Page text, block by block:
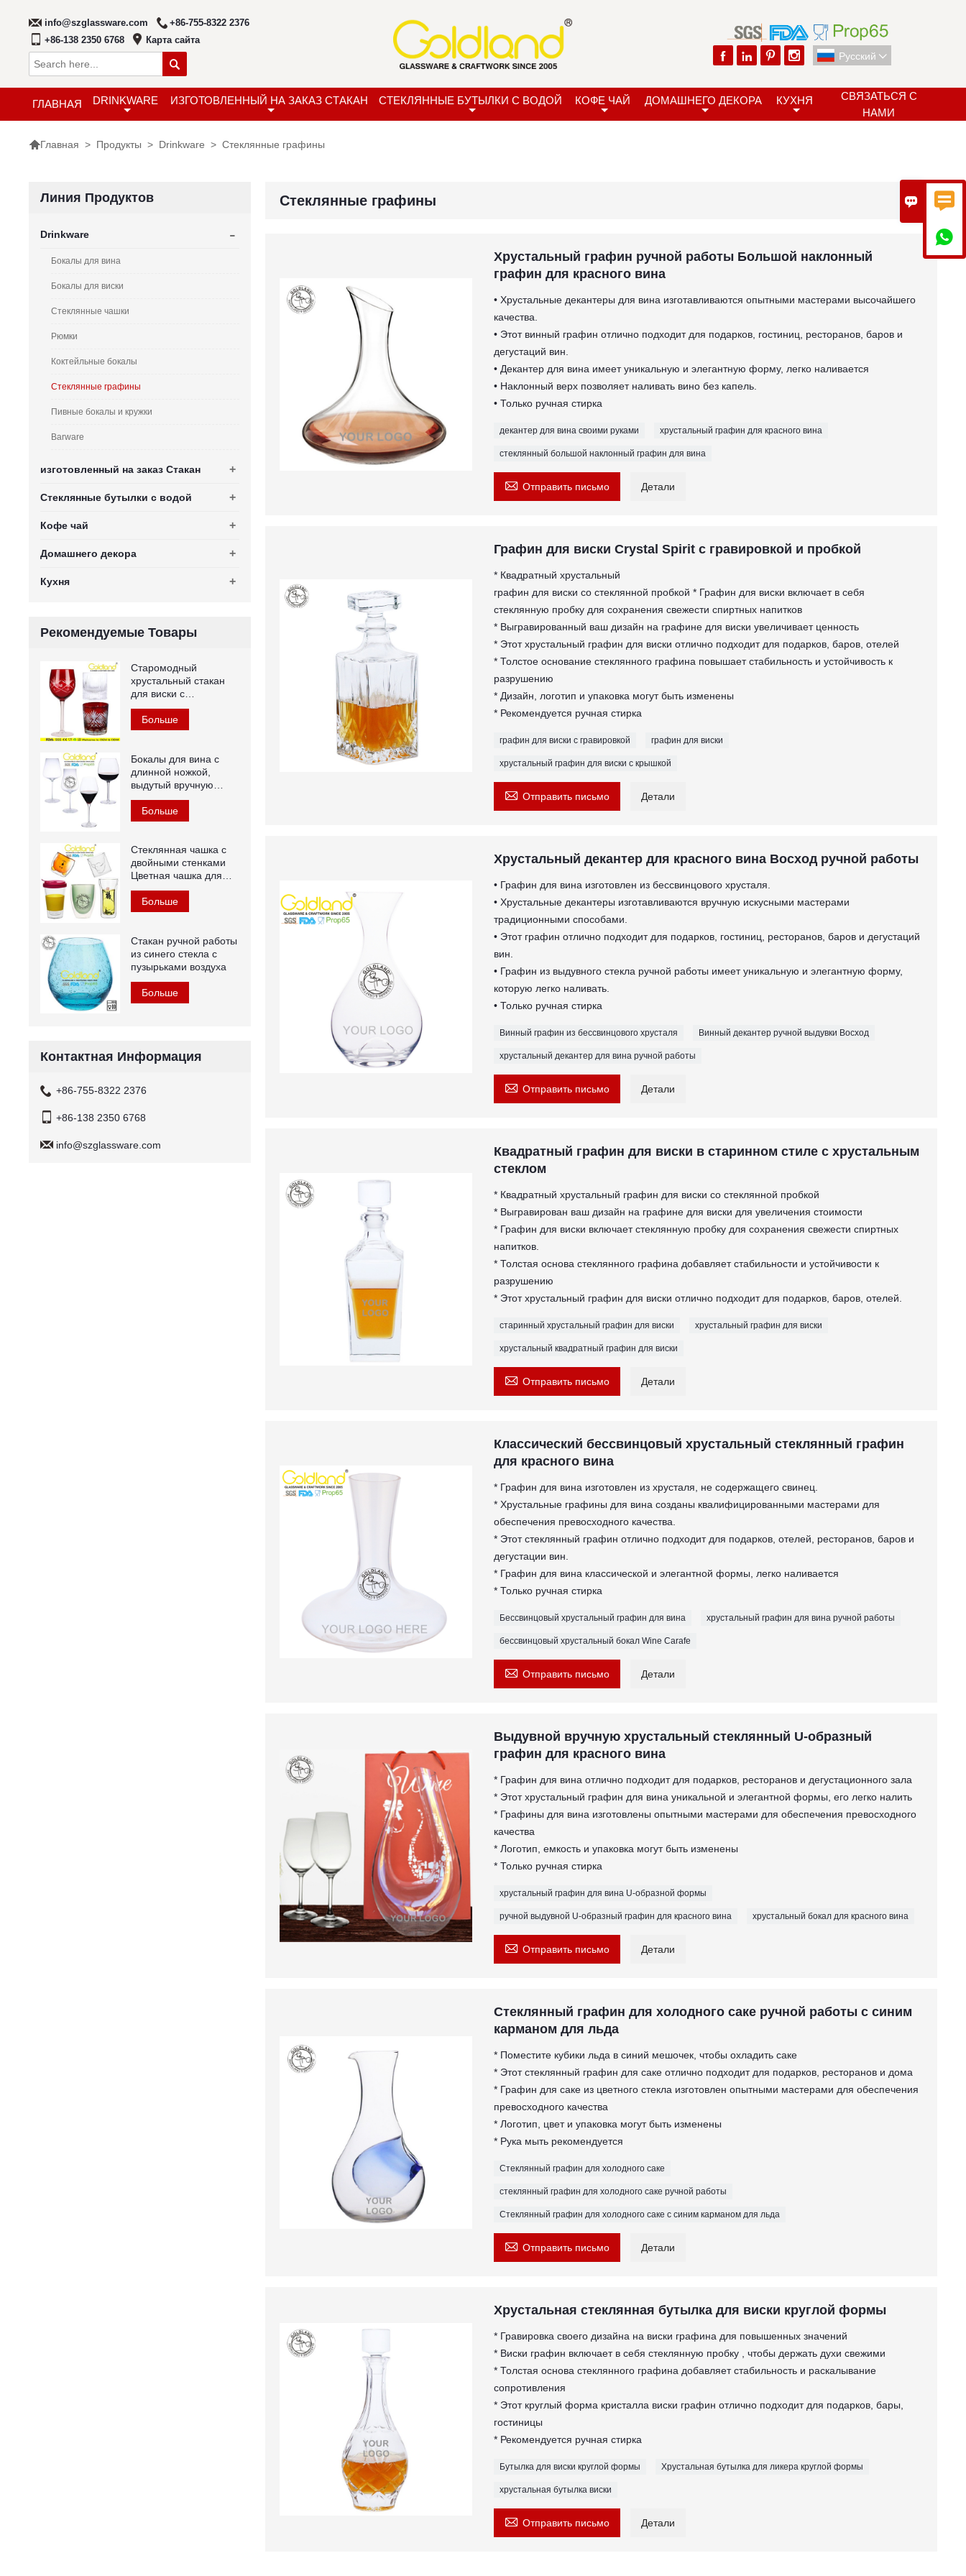
 

info@szglassware.com
+86-755-8322 2376
+86-138 2350 6768
Карта сайта
     Pусский 
ГЛАВНАЯ DRINKWARE ИЗГОТОВЛЕННЫЙ НА ЗАКАЗ СТАКАН СТЕКЛЯННЫЕ БУТЫЛКИ С ВОДОЙ КОФЕ ЧАЙ ДОМАШНЕГО ДЕКОРА КУХНЯ
СВЯЗАТЬСЯ С
НАМИ
Главная > Продукты > Drinkware > Стеклянные графины
Стеклянные графины
Хрустальный графин ручной работы Большой наклонный
графин для красного вина
• Хрустальные декантеры для вина изготавливаются опытными мастерами высочайшего
качества.
• Этот винный графин отлично подходит для подарков, гостиниц, ресторанов, баров и
дегустаций вин.
• Декантер для вина имеет уникальную и элегантную форму, легко наливается
• Наклонный верх позволяет наливать вино без капель.
• Только ручная стирка
декантер для вина своими руками хрустальный графин для красного вина
стеклянный большой наклонный графин для вина
 Отправить письмо Детали
Графин для виски Crystal Spirit с гравировкой и пробкой
* Квадратный хрустальный
графин для виски со стеклянной пробкой * Графин для виски включает в себя
стеклянную пробку для сохранения свежести спиртных напитков
* Выгравированный ваш дизайн на графине для виски увеличивает ценность
* Этот хрустальный графин для виски отлично подходит для подарков, баров, отелей
* Толстое основание стеклянного графина повышает стабильность и устойчивость к
разрушению
* Дизайн, логотип и упаковка могут быть изменены
* Рекомендуется ручная стирка
графин для виски с гравировкой графин для виски
хрустальный графин для виски с крышкой
 Отправить письмо Детали
Хрустальный декантер для красного вина Восход ручной работы
• Графин для вина изготовлен из бессвинцового хрусталя.
• Хрустальные декантеры изготавливаются вручную искусными мастерами
традиционными способами.
• Этот графин отлично подходит для подарков, гостиниц, ресторанов, баров и дегустаций
вин.
• Графин из выдувного стекла ручной работы имеет уникальную и элегантную форму,
которую легко наливать.
• Только ручная стирка
Винный графин из бессвинцового хрусталя Винный декантер ручной выдувки Восход
хрустальный декантер для вина ручной работы
 Отправить письмо Детали
Квадратный графин для виски в старинном стиле с хрустальным
стеклом
* Квадратный хрустальный графин для виски со стеклянной пробкой
* Выгравирован ваш дизайн на графине для виски для увеличения стоимости
* Графин для виски включает стеклянную пробку для сохранения свежести спиртных
напитков.
* Толстая основа стеклянного графина добавляет стабильности и устойчивости к
разрушению
* Этот хрустальный графин для виски отлично подходит для подарков, баров, отелей.
старинный хрустальный графин для виски хрустальный графин для виски
хрустальный квадратный графин для виски
 Отправить письмо Детали
Классический бессвинцовый хрустальный стеклянный графин
для красного вина
* Графин для вина изготовлен из хрусталя, не содержащего свинец.
* Хрустальные графины для вина созданы квалифицированными мастерами для
обеспечения превосходного качества.
* Этот стеклянный графин отлично подходит для подарков, отелей, ресторанов, баров и
дегустации вин.
* Графин для вина классической и элегантной формы, легко наливается
* Только ручная стирка
Бессвинцовый хрустальный графин для вина хрустальный графин для вина ручной работы
бессвинцовый хрустальный бокал Wine Carafe
 Отправить письмо Детали
Выдувной вручную хрустальный стеклянный U-образный
графин для красного вина
* Графин для вина отлично подходит для подарков, ресторанов и дегустационного зала
* Этот хрустальный графин для вина уникальной и элегантной формы, его легко налить
* Графины для вина изготовлены опытными мастерами для обеспечения превосходного
качества
* Логотип, емкость и упаковка могут быть изменены
* Только ручная стирка
хрустальный графин для вина U-образной формы
ручной выдувной U-образный графин для красного вина хрустальный бокал для красного вина
 Отправить письмо Детали
Стеклянный графин для холодного саке ручной работы с синим
карманом для льда
* Поместите кубики льда в синий мешочек, чтобы охладить саке
* Этот стеклянный графин для саке отлично подходит для подарков, ресторанов и дома
* Графин для саке из цветного стекла изготовлен опытными мастерами для обеспечения
превосходного качества
* Логотип, цвет и упаковка могут быть изменены
* Рука мыть рекомендуется
Стеклянный графин для холодного саке
стеклянный графин для холодного саке ручной работы
Стеклянный графин для холодного саке с синим карманом для льда
 Отправить письмо Детали
Хрустальная стеклянная бутылка для виски круглой формы
* Гравировка своего дизайна на виски графина для повышенных значений
* Виски графин включает в себя стеклянную пробку , чтобы держать духи свежими
* Толстая основа стеклянного графина добавляет стабильность и раскалывание
сопротивления
* Этот круглый форма кристалла виски графин отлично подходит для подарков, бары,
гостиницы
* Рекомендуется ручная стирка
Бутылка для виски круглой формы Хрустальная бутылка для ликера круглой формы
хрустальная бутылка виски
 Отправить письмо Детали
Линия Продуктов
-
Drinkware
Бокалы для вина
Бокалы для виски
Стеклянные чашки
Рюмки
Коктейльные бокалы
Стеклянные графины
Пивные бокалы и кружки
Barware
+
изготовленный на заказ Стакан
+
Стеклянные бутылки с водой
+
Кофе чай
+
Домашнего декора
+
Кухня
Рекомендуемые Товары
Старомодный
хрустальный стакан
для виски с
гравировкой красного
цвета
Больше
Бокалы для вина с
длинной ножкой,
выдутый вручную
хрустальный бокал
для красного вина
Больше
Стеклянная чашка с
двойными стенками
Цветная чашка для
чая из
боросиликатного
стекла
Больше
Стакан ручной работы
из синего стекла с
пузырьками воздуха
Больше
Контактная Информация
+86-755-8322 2376
+86-138 2350 6768
info@szglassware.com